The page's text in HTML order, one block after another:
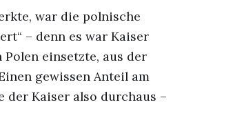
war die polnische
– denn es war Kaiser
einsetzte, aus der
gewissen Anteil am
Kaiser also durchaus –